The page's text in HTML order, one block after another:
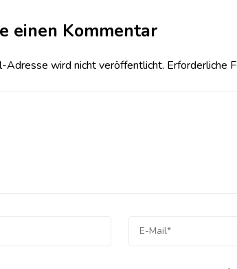
einen Kommentar
Adresse wird nicht veröffentlicht. Erforderliche